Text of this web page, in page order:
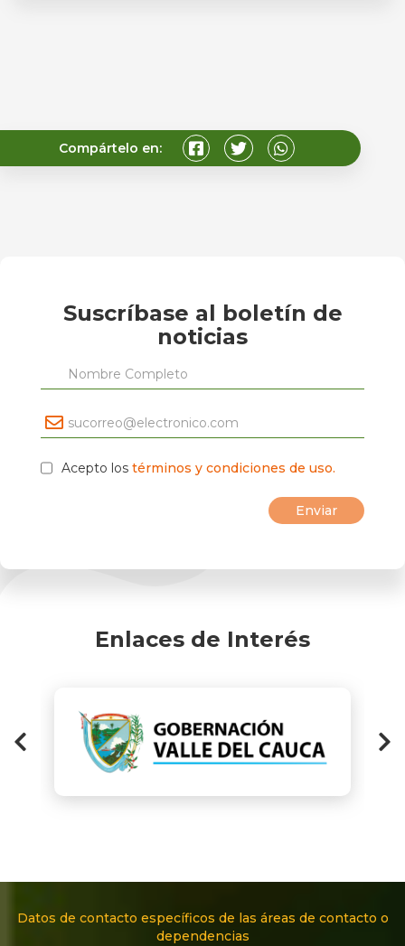
Compártelo en:
Suscríbase al boletín de
noticias
Acepto los términos y condiciones de uso.
Enlaces de Interés
Datos de contacto específicos de las áreas de contacto o
dependencias